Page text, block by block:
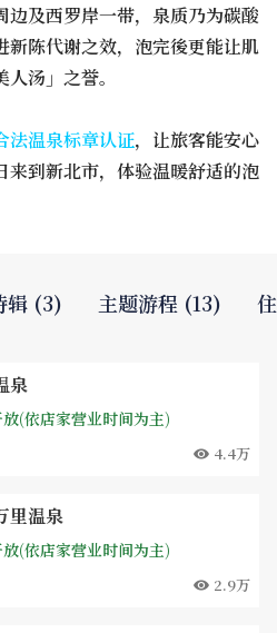
边及西罗岸一带，泉质乃为碳酸
新陈代谢之效，泡完後更能让肌
汤」之誉。
法温泉标章认证，让旅客能安心
来到新北市，体验温暖舒适的泡
辑 (3) 主题游程 (13)
泉
(依店家营业时间为主)
4.4万
里温泉
(依店家营业时间为主)
2.9万